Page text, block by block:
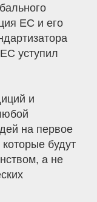
ЕС и его
уступил
и
на первое
будут
а не